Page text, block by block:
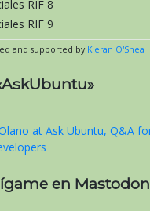
RIF 8
RIF 9
and supported by Kieran O'Shea
en Mastodon